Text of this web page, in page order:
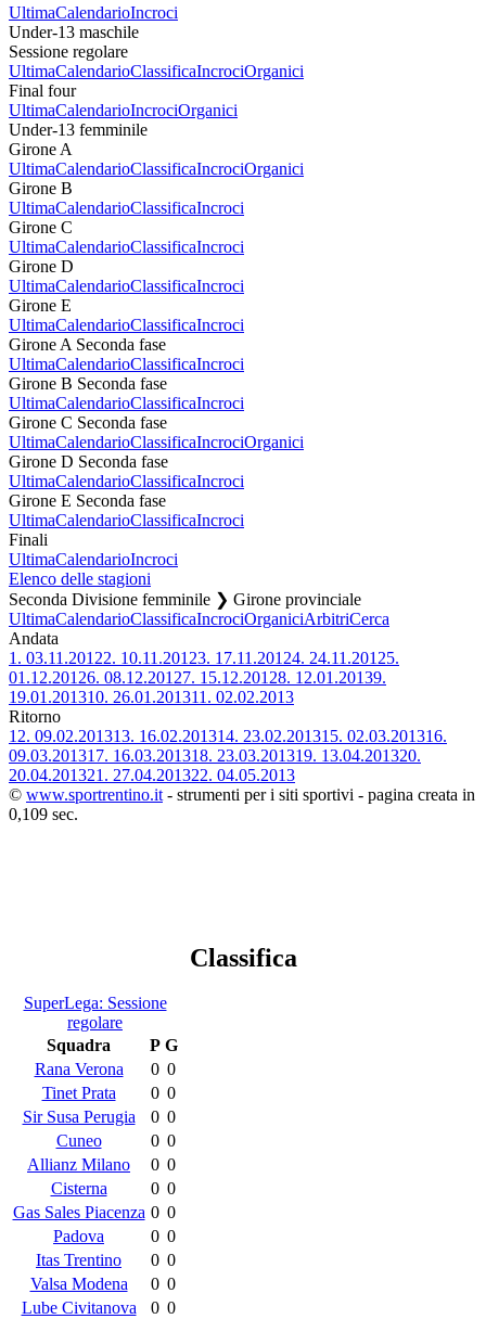
UltimaCalendarioIncroci
Under-13 maschile
Sessione regolare
UltimaCalendarioClassificaIncrociOrganici
Final four
UltimaCalendarioIncrociOrganici
Under-13 femminile
Girone A
UltimaCalendarioClassificaIncrociOrganici
Girone B
UltimaCalendarioClassificaIncroci
Girone C
UltimaCalendarioClassificaIncroci
Girone D
UltimaCalendarioClassificaIncroci
Girone E
UltimaCalendarioClassificaIncroci
Girone A Seconda fase
UltimaCalendarioClassificaIncroci
Girone B Seconda fase
UltimaCalendarioClassificaIncroci
Girone C Seconda fase
UltimaCalendarioClassificaIncrociOrganici
Girone D Seconda fase
UltimaCalendarioClassificaIncroci
Girone E Seconda fase
UltimaCalendarioClassificaIncroci
Finali
UltimaCalendarioIncroci
Elenco delle stagioni
Seconda Divisione femminile ❯ Girone provinciale
UltimaCalendarioClassificaIncrociOrganiciArbitriCerca
Andata
1. 03.11.20122. 10.11.20123. 17.11.20124. 24.11.20125.
01.12.20126. 08.12.20127. 15.12.20128. 12.01.20139.
19.01.201310. 26.01.201311. 02.02.2013
Ritorno
12. 09.02.201313. 16.02.201314. 23.02.201315. 02.03.201316.
09.03.201317. 16.03.201318. 23.03.201319. 13.04.201320.
20.04.201321. 27.04.201322. 04.05.2013
© www.sportrentino.it - strumenti per i siti sportivi - pagina creata in
0,109 sec.
Classifica
SuperLega: Sessione
regolare
Squadra
P G
Rana Verona
0 0
Tinet Prata
0 0
Sir Susa Perugia
0 0
Cuneo
0 0
Allianz Milano
0 0
Cisterna
0 0
Gas Sales Piacenza 0 0
Padova
0 0
Itas Trentino
0 0
Valsa Modena
0 0
Lube Civitanova
0 0